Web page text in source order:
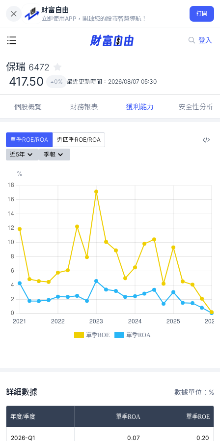
財富自由
立即使用APP，開啟您的股市智慧導航！
打開
登入
417.50
0%
保瑞 6472
417.50 0% 最近更新時間： 2026/08/07 05:30
個股概覽 財務報表 獲利能力 安全性分析
單季ROE/ROA
近四季ROE/ROA
近5年
季報
單季ROE 單季ROA
詳細數據 數據單位：%
年度/季度 單季ROA 單季ROE
2026-Q1 0.07 0.20